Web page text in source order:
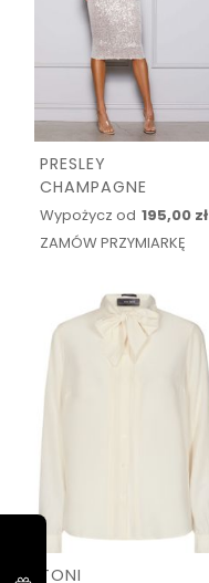
PRESLEY
CHAMPAGNE
Wypożycz od 195,00 zł
ZAMÓW PRZYMIARKĘ
TONI